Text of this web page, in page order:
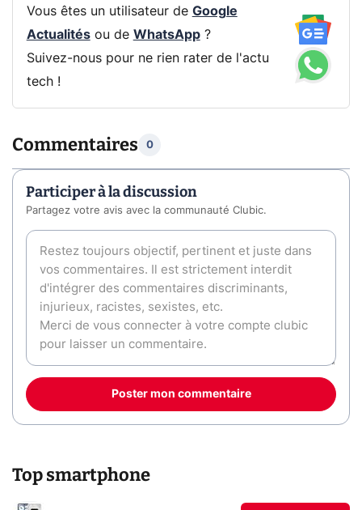
Vous êtes un utilisateur de Google
Actualitésou de WhatsApp?
Suivez-nous pour ne rien rater de l'actu
tech !
Commentaires 0
Participer à la discussion
Partagez votre avis avec la communauté Clubic.
Poster mon commentaire
Top smartphone